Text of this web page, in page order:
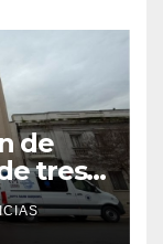
de
tres
Familia